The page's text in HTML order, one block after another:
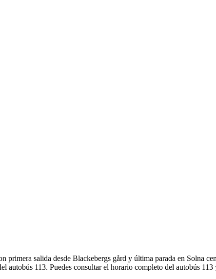
salida desde Blackebergs gård y última parada en Solna
autobús 113. Puedes consultar el horario completo del autobús 113